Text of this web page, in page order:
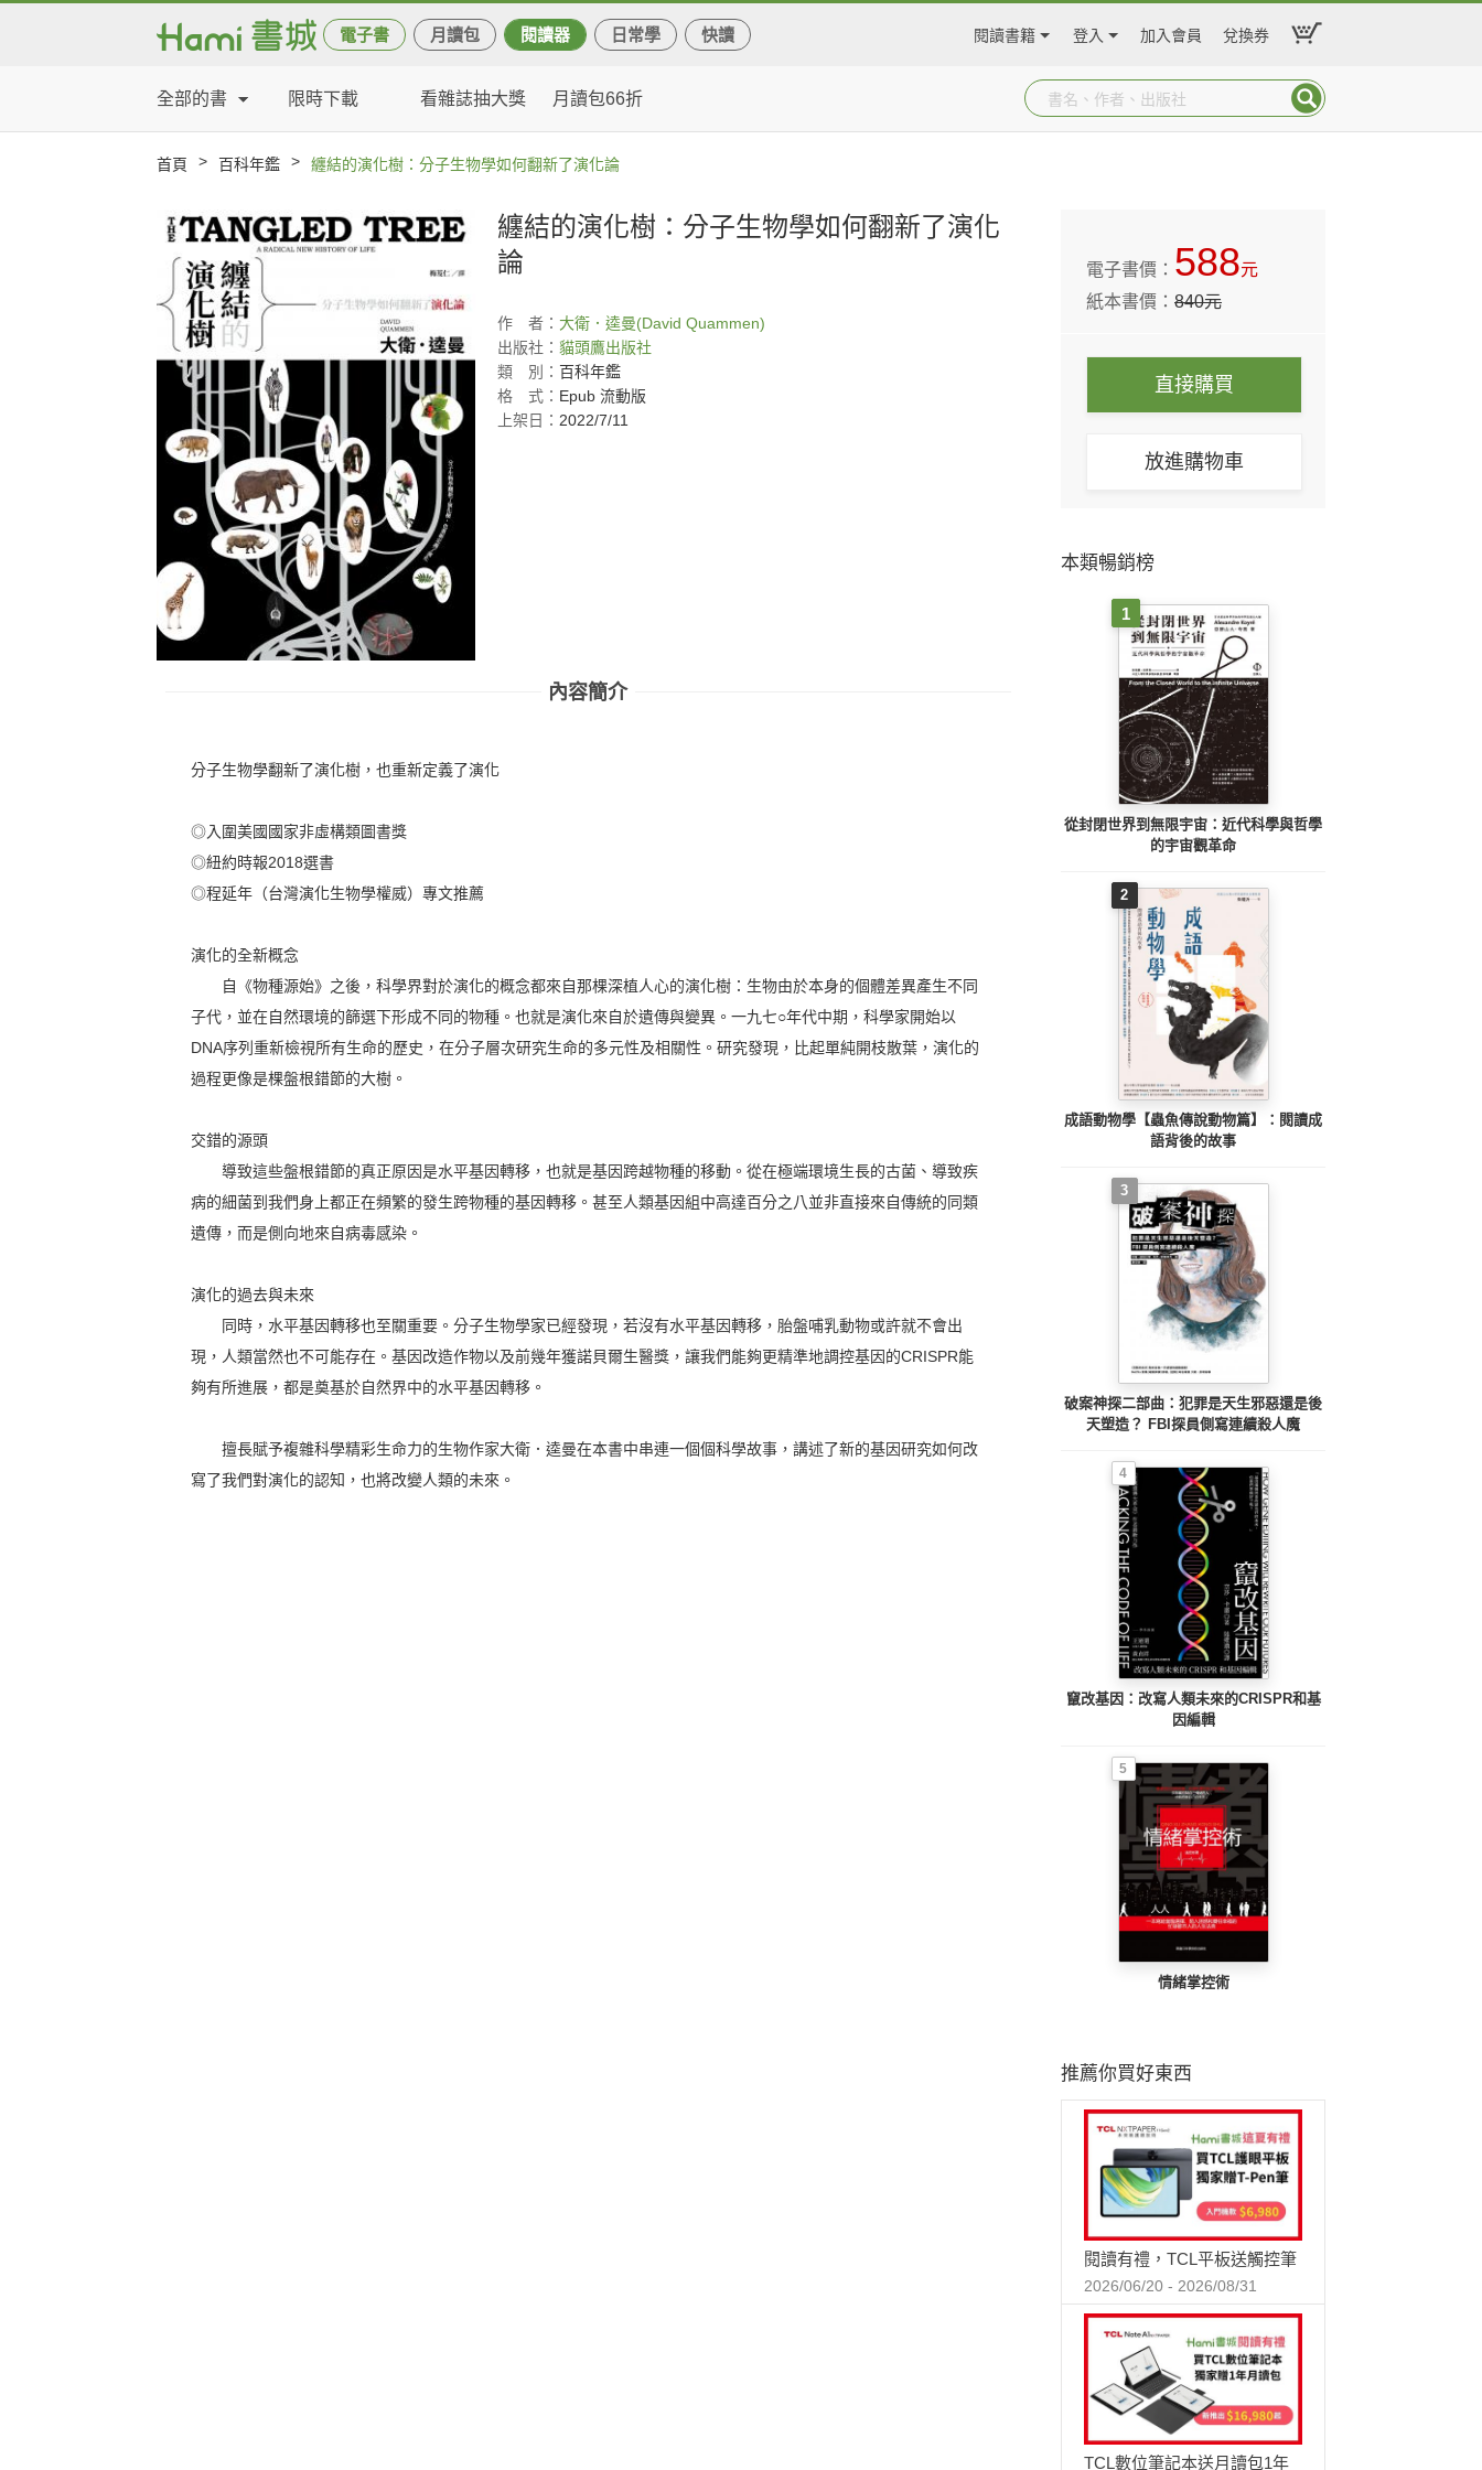
電子書 月讀包 閱讀器 日常學 快讀 閱讀書籍 登入 加入會員 兌換券
全部的書 限時下載 看雜誌抽大獎 月讀包66折
首頁 > 百科年鑑 > 纏結的演化樹：分子生物學如何翻新了演化論
纏結的演化樹：分子生物學如何翻新了演化
論
作 者： 大衛．逵曼(David Quammen)
出版社： 貓頭鷹出版社
類
別： 百科年鑑
格
式： Epub 流動版
上架日： 2022/7/11
內容簡介
分子生物學翻新了演化樹，也重新定義了演化
◎入圍美國國家非虛構類圖書獎
◎紐約時報2018選書
◎程延年（台灣演化生物學權威）專文推薦
演化的全新概念
自《物種源始》之後，科學界對於演化的概念都來自那棵深植人心的演化樹：生物由於本身的個體差異產生不同
子代，並在自然環境的篩選下形成不同的物種。也就是演化來自於遺傳與變異。一九七○年代中期，科學家開始以
DNA序列重新檢視所有生命的歷史，在分子層次研究生命的多元性及相關性。研究發現，比起單純開枝散葉，演化的
過程更像是棵盤根錯節的大樹。
交錯的源頭
導致這些盤根錯節的真正原因是水平基因轉移，也就是基因跨越物種的移動。從在極端環境生長的古菌、導致疾
病的細菌到我們身上都正在頻繁的發生跨物種的基因轉移。甚至人類基因組中高達百分之八並非直接來自傳統的同類
遺傳，而是側向地來自病毒感染。
演化的過去與未來
同時，水平基因轉移也至關重要。分子生物學家已經發現，若沒有水平基因轉移，胎盤哺乳動物或許就不會出
現，人類當然也不可能存在。基因改造作物以及前幾年獲諾貝爾生醫獎，讓我們能夠更精準地調控基因的CRISPR能
夠有所進展，都是奠基於自然界中的水平基因轉移。
擅長賦予複雜科學精彩生命力的生物作家大衛．逵曼在本書中串連一個個科學故事，講述了新的基因研究如何改
寫了我們對演化的認知，也將改變人類的未來。
電子書價： 588元
紙本書價：840元
直接購買
放進購物車
本類暢銷榜
1
從封閉世界到無限宇宙：近代科學與哲學
的宇宙觀革命
2
成語動物學【蟲魚傳說動物篇】：閱讀成
語背後的故事
3
破案神探二部曲：犯罪是天生邪惡還是後
天塑造？ FBI探員側寫連續殺人魔
4
竄改基因：改寫人類未來的CRISPR和基
因編輯
5
情緒掌控術
推薦你買好東西
閱讀有禮，TCL平板送觸控筆
2026/06/20 - 2026/08/31
TCL數位筆記本送月讀包1年